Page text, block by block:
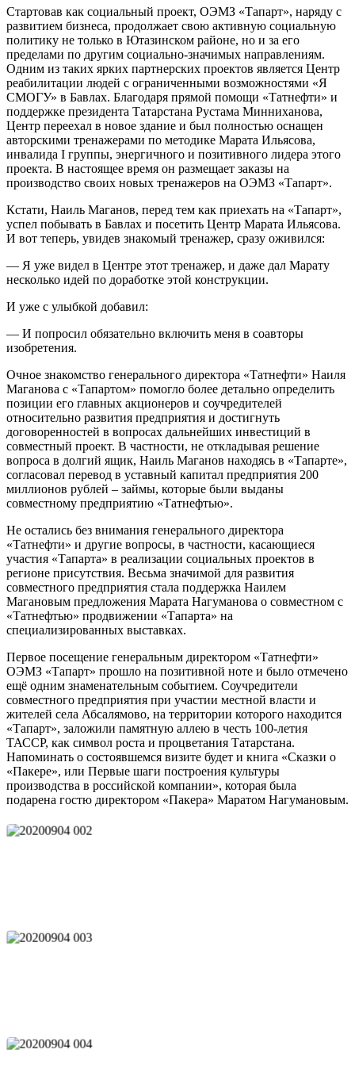
Стартовав как социальный проект, ОЭМЗ «Тапарт», наряду с
развитием бизнеса, продолжает свою активную социальную
политику не только в Ютазинском районе, но и за его
пределами по другим социально-значимых направлениям.
Одним из таких ярких партнерских проектов является Центр
реабилитации людей с ограниченными возможностями «Я
СМОГУ» в Бавлах. Благодаря прямой помощи «Татнефти» и
поддержке президента Татарстана Рустама Минниханова,
Центр переехал в новое здание и был полностью оснащен
авторскими тренажерами по методике Марата Ильясова,
инвалида I группы, энергичного и позитивного лидера этого
проекта. В настоящее время он размещает заказы на
производство своих новых тренажеров на ОЭМЗ «Тапарт».
Кстати, Наиль Маганов, перед тем как приехать на «Тапарт»,
успел побывать в Бавлах и посетить Центр Марата Ильясова.
И вот теперь, увидев знакомый тренажер, сразу оживился:
— Я уже видел в Центре этот тренажер, и даже дал Марату
несколько идей по доработке этой конструкции.
И уже с улыбкой добавил:
— И попросил обязательно включить меня в соавторы
изобретения.
Очное знакомство генерального директора «Татнефти» Наиля
Маганова с «Тапартом» помогло более детально определить
позиции его главных акционеров и соучредителей
относительно развития предприятия и достигнуть
договоренностей в вопросах дальнейших инвестиций в
совместный проект. В частности, не откладывая решение
вопроса в долгий ящик, Наиль Маганов находясь в «Тапарте»,
согласовал перевод в уставный капитал предприятия 200
миллионов рублей – займы, которые были выданы
совместному предприятию «Татнефтью».
Не остались без внимания генерального директора
«Татнефти» и другие вопросы, в частности, касающиеся
участия «Тапарта» в реализации социальных проектов в
регионе присутствия. Весьма значимой для развития
совместного предприятия стала поддержка Наилем
Магановым предложения Марата Нагуманова о совместном с
«Татнефтью» продвижении «Тапарта» на
специализированных выставках.
Первое посещение генеральным директором «Татнефти»
ОЭМЗ «Тапарт» прошло на позитивной ноте и было отмечено
ещё одним знаменательным событием. Соучредители
совместного предприятия при участии местной власти и
жителей села Абсалямово, на территории которого находится
«Тапарт», заложили памятную аллею в честь 100-летия
ТАССР, как символ роста и процветания Татарстана.
Напоминать о состоявшемся визите будет и книга «Сказки о
«Пакере», или Первые шаги построения культуры
производства в российской компании», которая была
подарена гостю директором «Пакера» Маратом Нагумановым.